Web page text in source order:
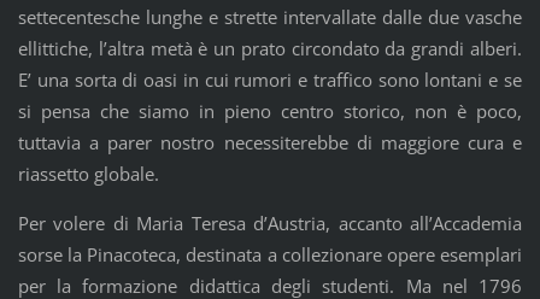
settecentesche lunghe e strette intervallate dalle due vasche
ellittiche, l’altra metà è un prato circondato da grandi alberi.
E’ una sorta di oasi in cui rumori e traffico sono lontani e se
si pensa che siamo in pieno centro storico, non è poco,
tuttavia a parer nostro necessiterebbe di maggiore cura e
riassetto globale.
Per volere di Maria Teresa d’Austria, accanto all’Accademia
sorse la Pinacoteca, destinata a collezionare opere esemplari
per la formazione didattica degli studenti. Ma nel 1796